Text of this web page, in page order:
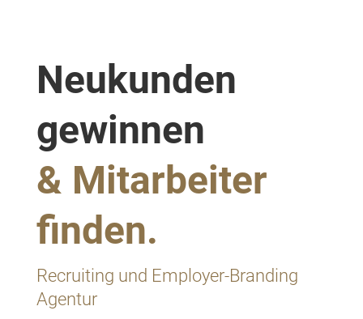
Neukunden
gewinnen
& Mitarbeiter
finden.
Recruiting und Employer-Branding
Agentur